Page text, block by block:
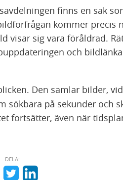
finns en sak
kommer precis
visar sig vara föråldrad.
och
Den samlar bilder,
sökbara på sekunder och
fortsätter, även när
DELA: